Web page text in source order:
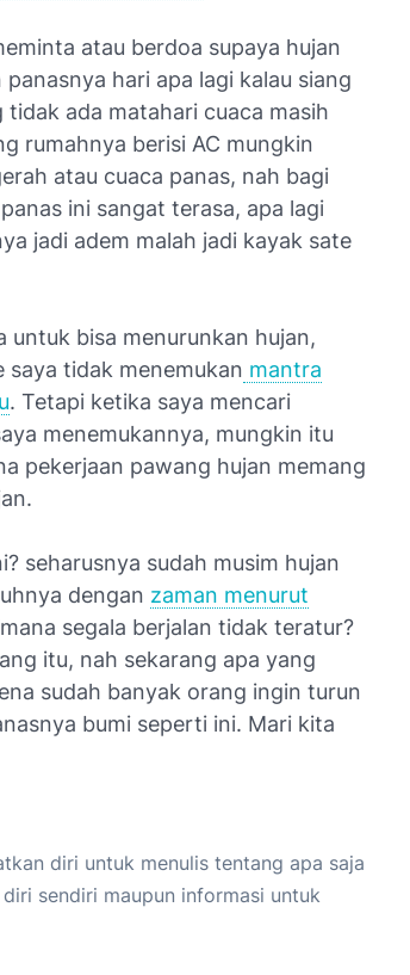
atau berdoa supaya hujan
hari apa lagi kalau siang
ada matahari cuaca masih
rumahnya berisi AC mungkin
atau cuaca panas, nah bagi
ini sangat terasa, apa lagi
jadi adem malah jadi kayak sate
bisa menurunkan hujan,
tidak menemukan mantra
. Tetapi ketika saya mencari
menemukannya, mungkin itu
pekerjaan pawang hujan memang
seharusnya sudah musim hujan
dengan zaman menurut
segala berjalan tidak teratur?
itu, nah sekarang apa yang
sudah banyak orang ingin turun
bumi seperti ini. Mari kita
diri untuk menulis tentang apa saja
sendiri maupun informasi untuk